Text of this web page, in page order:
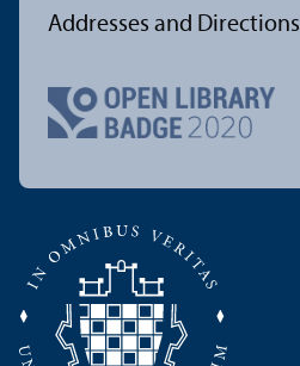
Addresses and Directions